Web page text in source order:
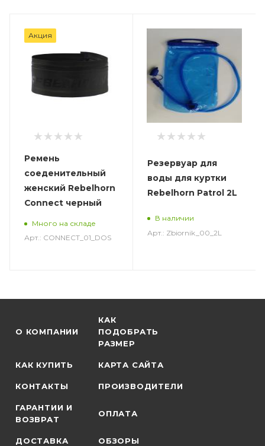
Акция
Ремень
соеденительный
женский Rebelhorn
Connect черный
Много на складе
Арт.: CONNECT_01_DOS
Резервуар для
воды для куртки
Rebelhorn Patrol 2L
В наличии
Арт.: Zbiornik_00_2L
О КОМПАНИИ
КАК
ПОДОБРАТЬ
РАЗМЕР
КАК КУПИТЬ КАРТА САЙТА
КОНТАКТЫ ПРОИЗВОДИТЕЛИ
ГАРАНТИИ И
ВОЗВРАТ
ОПЛАТА
ДОСТАВКА ОБЗОРЫ